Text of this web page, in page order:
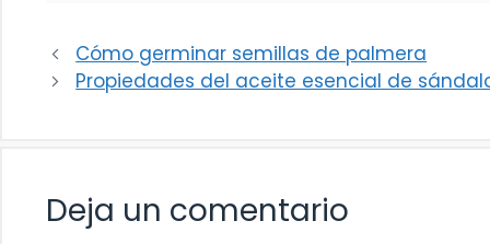
Cómo germinar semillas de palmera
Propiedades del aceite esencial de
Deja un comentario